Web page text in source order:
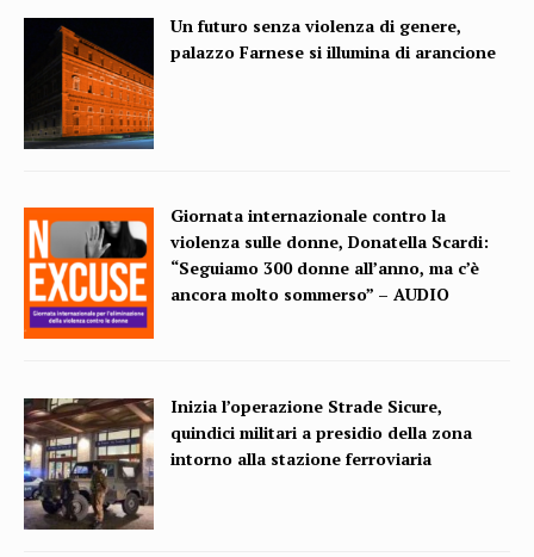
Un futuro senza violenza di genere,
palazzo Farnese si illumina di arancione
Giornata internazionale contro la
violenza sulle donne, Donatella Scardi:
“Seguiamo 300 donne all’anno, ma c’è
ancora molto sommerso” – AUDIO
Inizia l’operazione Strade Sicure,
quindici militari a presidio della zona
intorno alla stazione ferroviaria